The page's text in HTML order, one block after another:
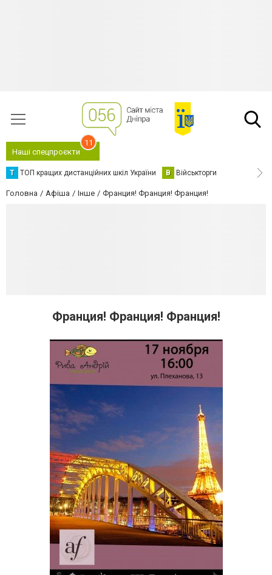
Наші спецпроєкти
11
Т ТОП кращих дистанційних шкіл України В Військторги
Головна Афіша Інше Франция! Франция! Франция!
Франция! Франция! Франция!